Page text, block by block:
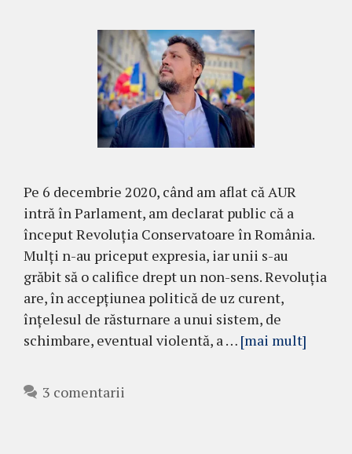
Pe 6 decembrie 2020, când am aflat că AUR
intră în Parlament, am declarat public că a
început Revoluția Conservatoare în România.
Mulți n-au priceput expresia, iar unii s-au
grăbit să o califice drept un non-sens. Revoluția
are, în accepțiunea politică de uz curent,
înțelesul de răsturnare a unui sistem, de
schimbare, eventual violentă, a … [mai mult]
3 comentarii